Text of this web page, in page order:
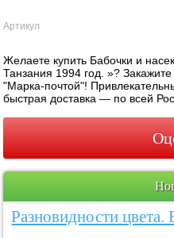
Артикул
Желаете купить Бабочки и
Танзания 1994 год. »?
"Марка-почтой"!
быстрая доставка — по всей
Разновидности